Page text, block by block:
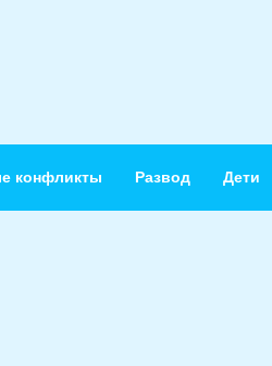
конфликты Развод Дети